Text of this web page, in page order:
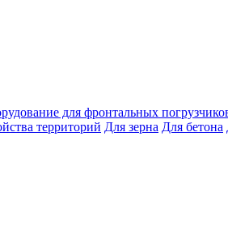
для фронтальных
территорий Для зерна Для бетона